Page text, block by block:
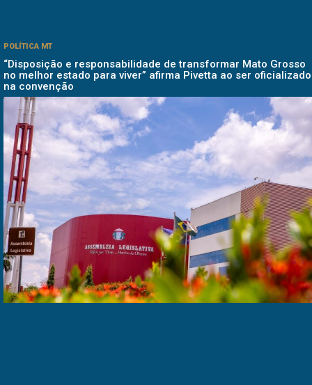
POLÍTICA MT
“Disposição e responsabilidade de transformar Mato Grosso
no melhor estado para viver” afirma Pivetta ao ser oficializado
na convenção